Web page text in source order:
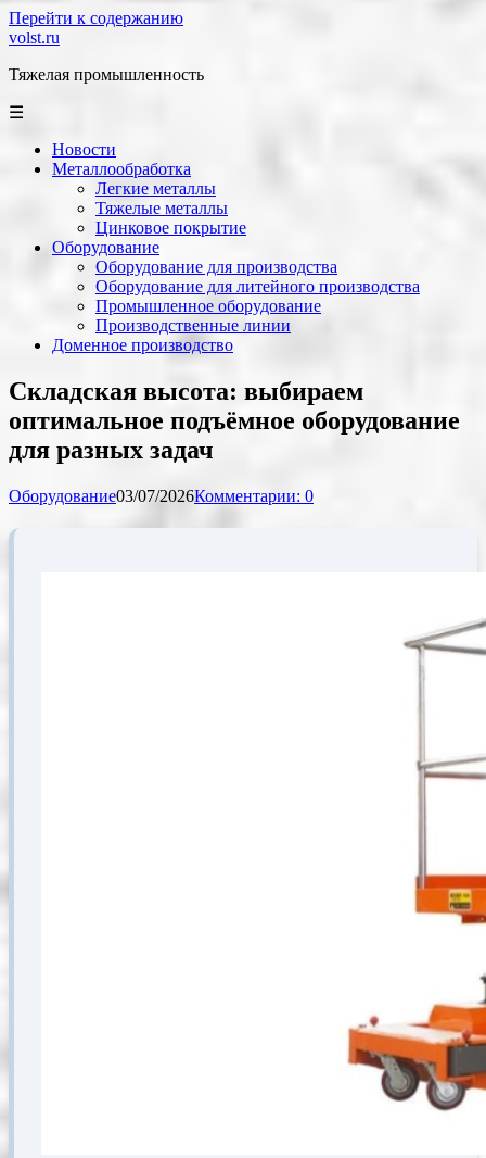
Перейти к содержанию
volst.ru
Тяжелая промышленность
☰
Новости
Металлообработка
Легкие металлы
Тяжелые металлы
Цинковое покрытие
Оборудование
Оборудование для производства
Оборудование для литейного производства
Промышленное оборудование
Производственные линии
Доменное производство
Складская высота: выбираем
оптимальное подъёмное оборудование
для разных задач
Оборудование03/07/2026Комментарии: 0